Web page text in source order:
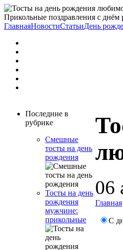
Прикольные поздравления с днём
ГлавнаяНовостиСтатьиДень
Последние в
рубрике
Смешные
тосты на день
рождения
Тосты на день
рождения
мужчине:
прикольные
06
Главная
С